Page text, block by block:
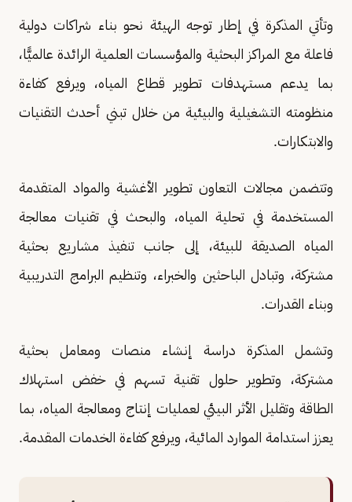
وتأتي المذكرة في إطار توجه الهيئة نحو بناء شراكات دولية
فاعلة مع المراكز البحثية والمؤسسات العلمية الرائدة عالميًّا،
بما يدعم مستهدفات تطوير قطاع المياه، ويرفع كفاءة
منظومته التشغيلية والبيئية من خلال تبني أحدث التقنيات
والابتكارات.
وتتضمن مجالات التعاون تطوير الأغشية والمواد المتقدمة
المستخدمة في تحلية المياه، والبحث في تقنيات معالجة
المياه الصديقة للبيئة، إلى جانب تنفيذ مشاريع بحثية
مشتركة، وتبادل الباحثين والخبراء، وتنظيم البرامج التدريبية
وبناء القدرات.
وتشمل المذكرة دراسة إنشاء منصات ومعامل بحثية
مشتركة، وتطوير حلول تقنية تسهم في خفض استهلاك
الطاقة وتقليل الأثر البيئي لعمليات إنتاج ومعالجة المياه، بما
يعزز استدامة الموارد المائية، ويرفع كفاءة الخدمات المقدمة.